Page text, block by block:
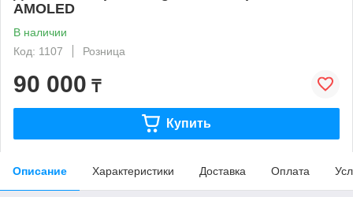
AMOLED
В наличии
Код: 1107
Розница
90 000 ₸
Купить
Описание Характеристики Доставка Оплата